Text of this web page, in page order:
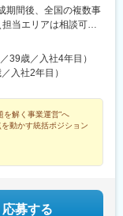
期間後、全国の複数事
当エリアは相談可
埼玉、福岡の事業所
まいのエリアで行う
地》全国47都道府県
マネージャーと相談の
では「重度訪問介
「訪問介護事業」を
件等に応じて、配属
せる適切な部署でご
・借り上げ社宅提供
39歳／入社4年目）
入社2年目）
を解く事業運営”へ
動かす統括ポジション
応募する